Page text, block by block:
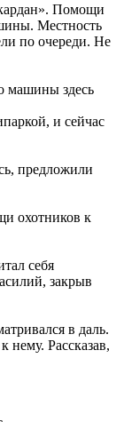
Помощи
Местность
по очереди. Не
машины здесь
и сейчас
предложили
охотников к
себя
закрыв
в даль.
нему. Рассказав,